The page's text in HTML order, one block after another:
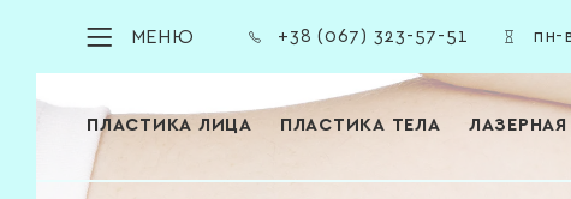
МЕНЮ +38 (067) 323-57-51 пн-
ПЛАСТИКА ЛИЦА ПЛАСТИКА ТЕЛА